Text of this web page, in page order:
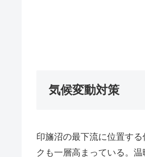
気候変動対策
印旛沼の最下流に位置す
クも一層高まっている。